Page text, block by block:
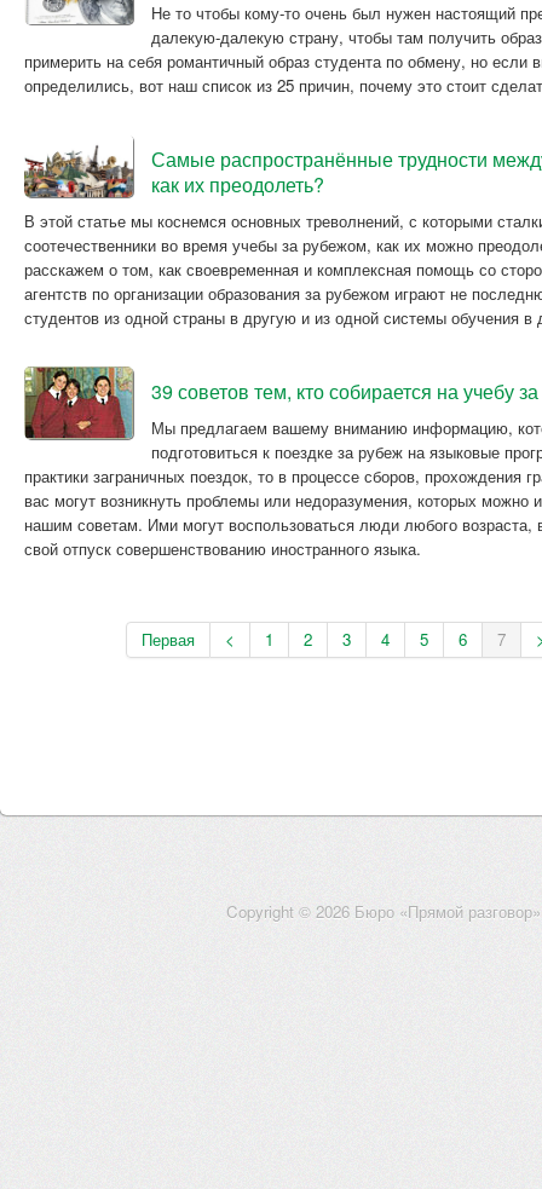
Не то чтобы кому-то очень был нужен настоящий
далекую-далекую страну, чтобы там получить
примерить на себя романтичный образ студента по обмену, но если
определились, вот наш список из 25 причин, почему это стоит
Самые распространённые трудности
как их преодолеть?
В этой статье мы коснемся основных треволнений, с которыми
соотечественники во время учебы за рубежом, как их можно
расскажем о том, как своевременная и комплексная помощь со
агентств по организации образования за рубежом играют не
студентов из одной страны в другую и из одной системы обучения в
39 советов тем, кто собирается на учебу
Мы предлагаем вашему вниманию информацию,
подготовиться к поездке за рубеж на языковые
практики заграничных поездок, то в процессе сборов, прохождения
вас могут возникнуть проблемы или недоразумения, которых можно
нашим советам. Ими могут воспользоваться люди любого возраста,
свой отпуск совершенствованию иностранного языка.
Первая < 1 2 3 4 5 6 7
Copyright © 2026 Бюро «Прямой